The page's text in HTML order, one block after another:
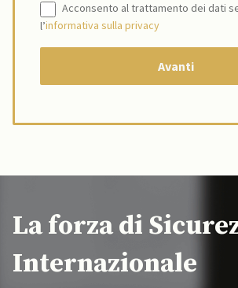
Acconsento al trattamento dei dati
l’informativa sulla privacy
La forza di
Internazionale